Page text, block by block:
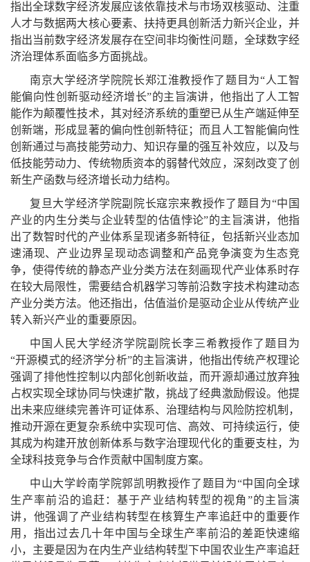
指出全球数字经济发展应该依靠技术与市场双核驱动、注重
人才与数据两大核心要素、扶持更具创新活力新兴企业，并
指出当前数字经济发展存在空间非均衡性问题，全球数字经
济治理体系面临多方面挑战。
南京大学经济学院院长郑江淮教授作了题目为“人工智
能偏向性创新驱动经济增长”的主旨演讲，他指出了人工智
能作为颠覆性技术，其对经济系统的重塑已从生产端延伸至
创新端，形成显著的偏向性创新特征；而且人工智能偏向性
创新通过与高技能劳动力、知识存量的强互补效应，以及与
低技能劳动力、传统物质资本的弱替代效应，深刻改变了创
新生产函数与经济增长动力结构。
复旦大学经济学院副院长寇宗来教授作了题目为“中国
产业的内生分类与企业转型的估值悖论”的主旨演讲，他指
出了数智时代的产业体系呈现诸多新特征，包括新兴业态加
速涌现、产业边界呈现动态调整和产品竞争演变为生态竞
争，使得传统的静态产业分类方法在刻画现代产业体系时存
在较大局限性，需要结合机器学习等前沿数字技术构建动态
产业分类方法。他还指出，估值溢价是驱动企业从传统产业
转入新兴产业的重要原因。
中国人民大学经济学院副院长李三希教授作了题目为
“开源模式的经济学分析”的主旨演讲，他指出传统产权理论
强调了排他性控制以内部化创新收益，而开源却通过放弃独
占权实现全球协同与快速扩散，挑战了经典激励假设。他提
出未来应继续完善许可证体系、治理结构与风险防控机制，
推动开源在更复杂系统中实现可信、高效、可持续运行，使
其成为构建开放创新体系与数字治理现代化的重要支柱，为
全球科技竞争与合作贡献中国制度方案。
中山大学岭南学院郭凯明教授作了题目为“中国向全球
生产率前沿的追赶：基于产业结构转型的视角”的主旨演
讲，他强调了产业结构转型在核算生产率追赶中的重要作
用，指出过去几十年中国与全球生产率前沿的差距快速缩
小，主要是因为在内生产业结构转型下中国农业生产率追赶